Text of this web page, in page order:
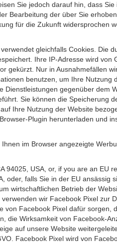
Sie jedoch darauf hin, dass
Bearbeitung der über Sie
für die Zukunft widersprochen
gleichfalls Cookies. Die
Ihre IP-Adresse wird
gekürzt. Nur in Ausnahmefällen
benutzen, um Ihre
gegenüber dem
Sie können die Speicherung
Ihre Nutzung der Website
Plugin herunterladen und
im Browser angezeigte
94025, USA, or, if you are an EU
oder, falls Sie in der EU ansässig
wirtschaftlichen Betrieb der
wir Facebook Pixel zur
Facebook Pixel dafür sorgen,
die Wirksamkeit von Facebook-
auf unsere Website
Facebook Pixel wird von